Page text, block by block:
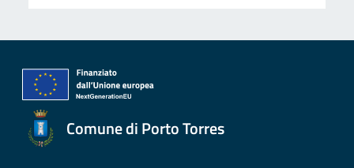
Comune di Porto Torres